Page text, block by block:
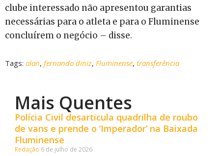
clube interessado não apresentou garantias
necessárias para o atleta e para o Fluminense
concluírem o negócio – disse.
Tags: alan, fernando diniz, Fluminense, transferência
Mais Quentes
Polícia Civil desarticula quadrilha de roubo
de vans e prende o ‘Imperador’ na Baixada
Fluminense
Redação 6 de julho de 2026